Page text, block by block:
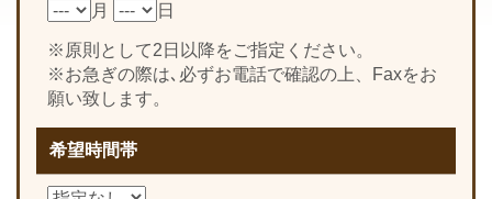
月 日
※原則として2日以降をご指定ください。
※お急ぎの際は､必ずお電話で確認の上、Faxをお
願い致します。
希望時間帯